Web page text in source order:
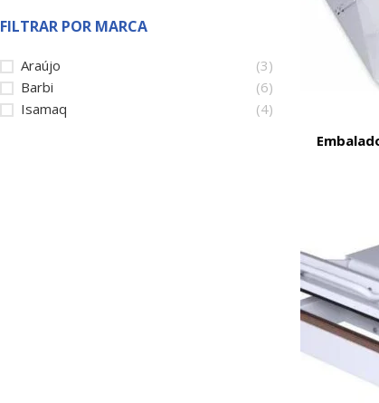
FILTRAR POR MARCA
Araújo
(3)
Barbi
(6)
Isamaq
(4)